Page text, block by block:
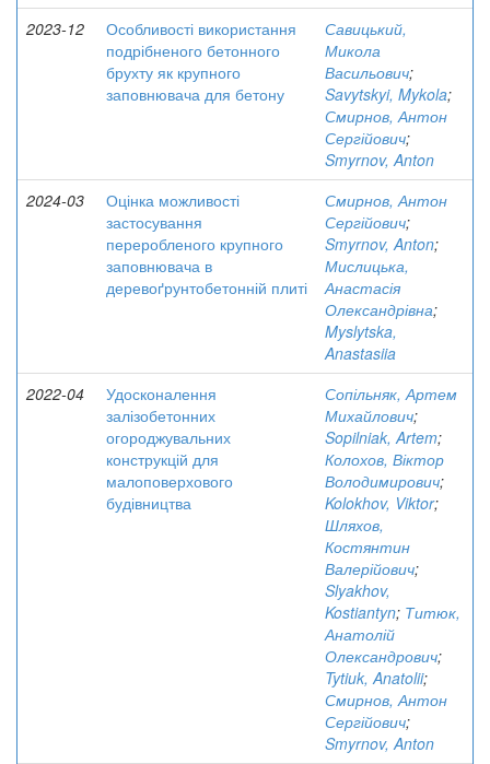
2023-12
Особливості використання
подрібненого бетонного
брухту як крупного
заповнювача для бетону
Савицький,
Микола
Васильович;
Savytskyi, Mykola;
Смирнов, Антон
Сергійович;
Smyrnov, Anton
2024-03
Оцінка можливості
застосування
переробленого крупного
заповнювача в
деревоґрунтобетонній плиті
Смирнов, Антон
Сергійович;
Smyrnov, Anton;
Мислицька,
Анастасія
Олександрівна;
Myslytska,
Anastasiia
2022-04
Удосконалення
залізобетонних
огороджувальних
конструкцій для
малоповерхового
будівництва
Сопільняк, Артем
Михайлович;
Sopilniak, Artem;
Колохов, Віктор
Володимирович;
Kolokhov, Viktor;
Шляхов,
Костянтин
Валерійович;
Slyakhov,
Kostiantyn; Титюк,
Анатолій
Олександрович;
Tytiuk, Anatolii;
Смирнов, Антон
Сергійович;
Smyrnov, Anton